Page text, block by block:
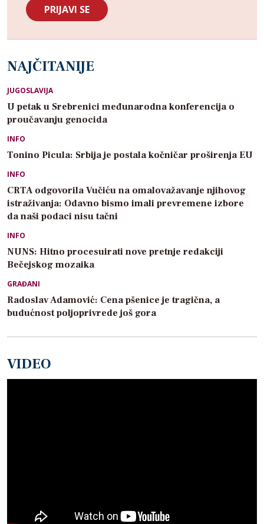
NAJČITANIJE
JUGOSLAVIJA
U petak u Srebrenici međunarodna konferencija o
proučavanju genocida
INFO
Tonino Picula: Srbija je postala kočničar proširenja EU
INFO
CRTA odgovorila Vučiću na omalovažavanje njihovog
istraživanja: Odavno bismo imali prevremene izbore
da naši podaci nisu tačni
INFO
NUNS: Hitno procesuirati nove pretnje redakciji
Bečejskog mozaika
GRAĐANI
Radoslav Adamović: Cena pšenice je tragična, a
budućnost poljoprivrede još gora
VIDEO